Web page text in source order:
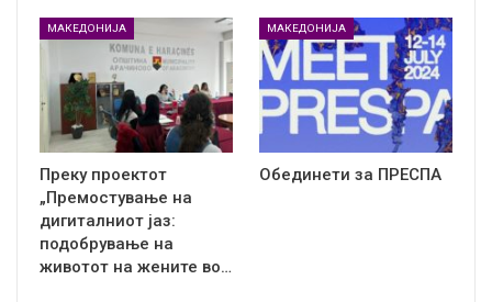
МАКЕДОНИЈА
Преку проектот
„Премостување на
дигиталниот јаз:
подобрување на
животот на жените во…
МАКЕДОНИЈА
Обединети за ПРЕСПА